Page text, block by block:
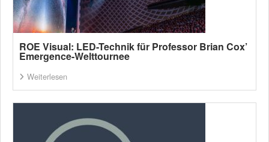
ROE Visual: LED-Technik für Professor Brian Cox’
Emergence-Welttournee
Weiterlesen